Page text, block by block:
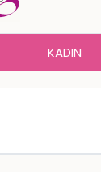
KADIN